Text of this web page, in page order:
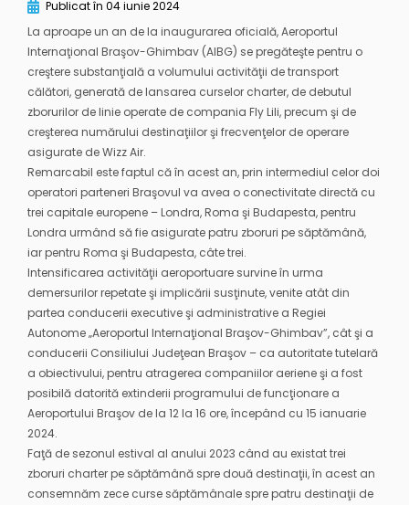
Publicat în 04 iunie 2024
La aproape un an de la inaugurarea oficială, Aeroportul
Internaţional Braşov-Ghimbav (AIBG) se pregăteşte pentru o
creştere substanţială a volumului activităţii de transport
călători, generată de lansarea curselor charter, de debutul
zborurilor de linie operate de compania Fly Lili, precum şi de
creşterea numărului destinaţiilor şi frecvenţelor de operare
asigurate de Wizz Air.
Remarcabil este faptul că în acest an, prin intermediul celor doi
operatori parteneri Braşovul va avea o conectivitate directă cu
trei capitale europene – Londra, Roma şi Budapesta, pentru
Londra urmând să fie asigurate patru zboruri pe săptămână,
iar pentru Roma şi Budapesta, câte trei.
Intensificarea activităţii aeroportuare survine în urma
demersurilor repetate şi implicării susţinute, venite atât din
partea conducerii executive şi administrative a Regiei
Autonome „Aeroportul Internaţional Braşov-Ghimbav”, cât şi a
conducerii Consiliului Judeţean Braşov – ca autoritate tutelară
a obiectivului, pentru atragerea companiilor aeriene şi a fost
posibilă datorită extinderii programului de funcţionare a
Aeroportului Braşov de la 12 la 16 ore, începând cu 15 ianuarie
2024.
Faţă de sezonul estival al anului 2023 când au existat trei
zboruri charter pe săptămână spre două destinaţii, în acest an
consemnăm zece curse săptămânale spre patru destinaţii de